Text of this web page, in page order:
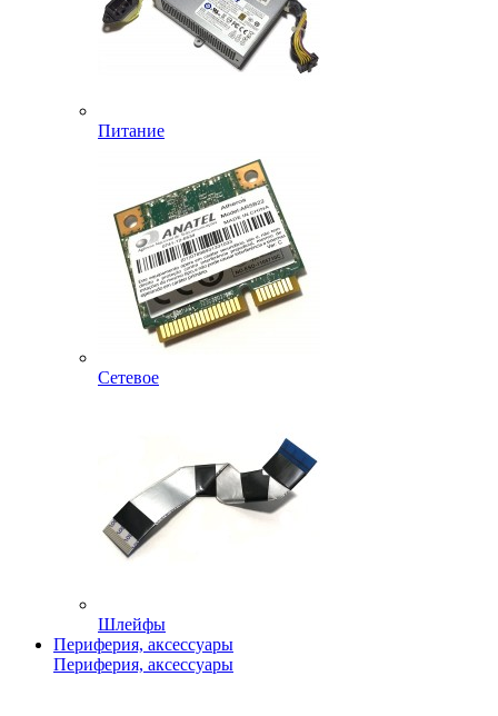
Питание
Сетевое
Шлейфы
Периферия, аксессуары
Периферия, аксессуары